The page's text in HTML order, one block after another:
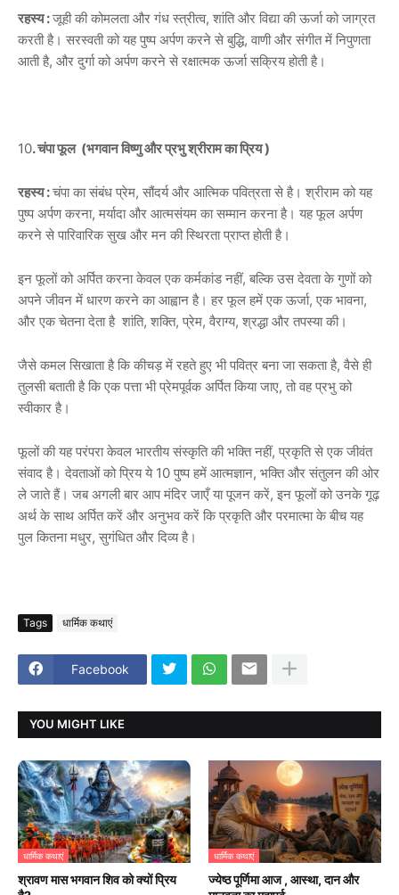
रहस्य :जूही की कोमलता और गंध स्त्रीत्व, शांति और विद्या की ऊर्जा को जाग्रत
करती है। सरस्वती को यह पुष्प अर्पण करने से बुद्धि, वाणी और संगीत में निपुणता
आती है, और दुर्गा को अर्पण करने से रक्षात्मक ऊर्जा सक्रिय होती है।
10. चंपा फूल (भगवान विष्णु और प्रभु श्रीराम का प्रिय )
रहस्य :चंपा का संबंध प्रेम, सौंदर्य और आत्मिक पवित्रता से है। श्रीराम को यह
पुष्प अर्पण करना, मर्यादा और आत्मसंयम का सम्मान करना है। यह फूल अर्पण
करने से पारिवारिक सुख और मन की स्थिरता प्राप्त होती है।
इन फूलों को अर्पित करना केवल एक कर्मकांड नहीं, बल्कि उस देवता के गुणों को
अपने जीवन में धारण करने का आह्वान है। हर फूल हमें एक ऊर्जा, एक भावना,
और एक चेतना देता है शांति, शक्ति, प्रेम, वैराग्य, श्रद्धा और तपस्या की।
जैसे कमल सिखाता है कि कीचड़ में रहते हुए भी पवित्र बना जा सकता है, वैसे ही
तुलसी बताती है कि एक पत्ता भी प्रेमपूर्वक अर्पित किया जाए, तो वह प्रभु को
स्वीकार है।
फूलों की यह परंपरा केवल भारतीय संस्कृति की भक्ति नहीं, प्रकृति से एक जीवंत
संवाद है। देवताओं को प्रिय ये 10 पुष्प हमें आत्मज्ञान, भक्ति और संतुलन की ओर
ले जाते हैं। जब अगली बार आप मंदिर जाएँ या पूजन करें, इन फूलों को उनके गूढ़
अर्थ के साथ अर्पित करें और अनुभव करें कि प्रकृति और परमात्मा के बीच यह
पुल कितना मधुर, सुगंधित और दिव्य है।
Tags धार्मिक कथाएं
Facebook
YOU MIGHT LIKE
धार्मिक कथाएं
श्रावण मास भगवान शिव को क्यों प्रिय
धार्मिक कथाएं
ज्येष्ठ पूर्णिमा आज , आस्था, दान और